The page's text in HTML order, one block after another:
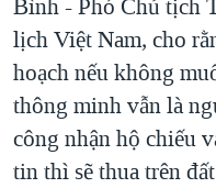
Bình - Phó Chủ tịch
lịch Việt Nam, cho
hoạch nếu không
thông minh vẫn là
công nhận hộ chiếu
tin thì sẽ thua trên